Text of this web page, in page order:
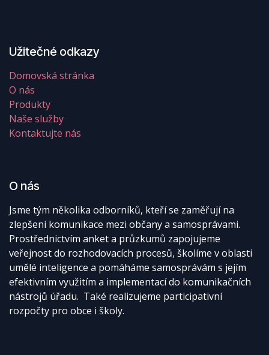
Užitečné odkazy
Domovská stránka
O nás
Produkty
Naše služby
Kontaktujte nás
O nás
Jsme tým několika odborníků, kteří se zaměřují na
zlepšení komunikace mezi občany a samosprávami.
Prostřednictvím anket a průzkumů zapojujeme
veřejnost do rozhodovacích procesů, školíme v oblasti
umělé inteligence a pomáháme samosprávám s jejím
efektivním využitím a implementací do komunikačních
nástrojů úřadu. Také realizujeme participativní
rozpočty pro obce i školy.